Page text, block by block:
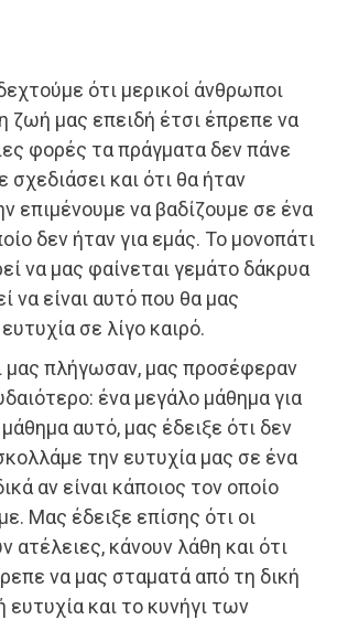
ότι μερικοί άνθρωποι
ζωή μας επειδή έτσι έπρεπε να
φορές τα πράγματα δεν πάνε
και ότι θα ήταν
επιμένουμε να βαδίζουμε σε ένα
δεν ήταν για εμάς. Το μονοπάτι
να μας φαίνεται γεμάτο δάκρυα
να είναι αυτό που θα μας
σε λίγο καιρό.
μας πλήγωσαν, μας προσέφεραν
ένα μεγάλο μάθημα για
αυτό, μας έδειξε ότι δεν
την ευτυχία μας σε ένα
αν είναι κάποιος τον οποίο
Μας έδειξε επίσης ότι οι
ατέλειες, κάνουν λάθη και ότι
να μας σταματά από τη δική
και το κυνήγι των